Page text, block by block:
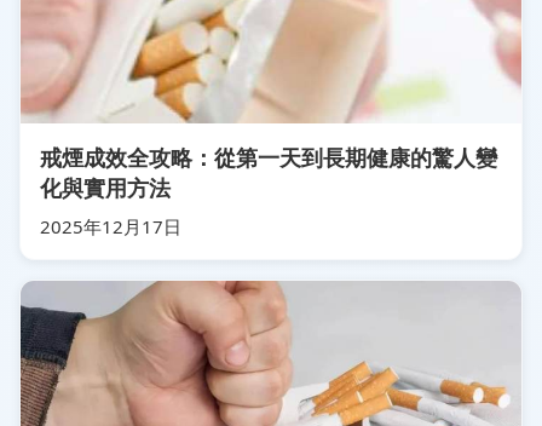
戒煙成效全攻略：從第一天到長期健康的驚人變
化與實用方法
2025年12月17日